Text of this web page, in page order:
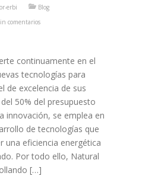
erbi
Blog
comentarios
continuamente en el
tecnologías para
de excelencia de sus
50% del presupuesto
innovación, se emplea en
de tecnologías que
una eficiencia energética
Por todo ello, Natural
[…]